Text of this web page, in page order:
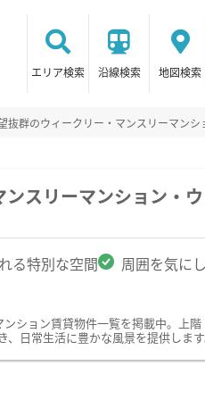
エリア検索 沿線検索 地図検索
抜群のウィークリー・マンスリーマン
スリーマンション・
る特別な空間 周囲を気に
ション賃貸物件一覧を掲載中。上
日常生活に豊かな風景を提供しま